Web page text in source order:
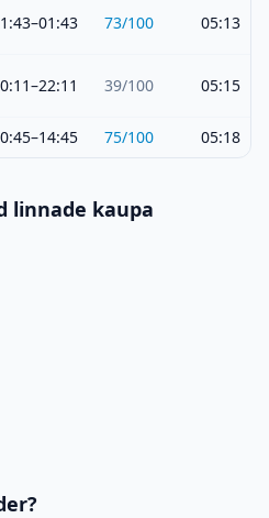
73/100 05:13
39/100 05:15
75/100 05:18
linnade kaupa